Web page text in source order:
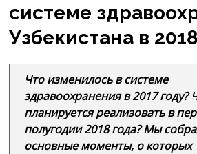
системе
Узбекистана в
Что изменилось в системе
здравоохранения в 2017 году?
планируется реализовать в
полугодии 2018 года? Мы
основные моменты, о которых